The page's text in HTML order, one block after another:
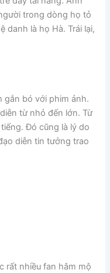
trong dòng họ tỏ
danh là họ Hà. Trái lại,
gắn bó với phim ảnh.
từ nhỏ đến lớn. Từ
Đó cũng là lý do
diễn tin tưởng trao
rất nhiều fan hâm mộ